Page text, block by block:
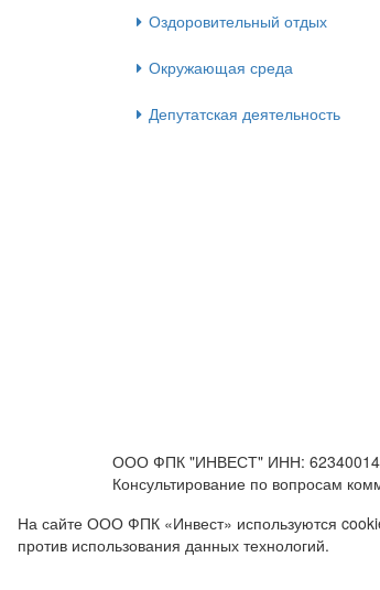
Оздоровительный отдых
Окружающая среда
Депутатская деятельность
ООО ФПК "ИНВЕСТ" ИНН:
Консультирование по вопросам
На сайте ООО ФПК «Инвест» используются
против использования данных технологий.